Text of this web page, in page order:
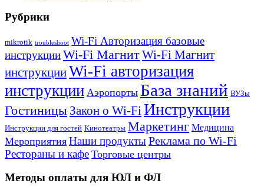
Рубрики
mikrotik troubleshoot Wi-Fi Авторизация базовые
инструкцииWi-Fi МагнитWi-Fi Магнит
инструкцииWi-Fi авторизация
инструкции Аэропорты База знаний ВУЗы
Гостиницы Закон о Wi-Fi Инструкции
Инструкции для гостей Кинотеатры Маркетинг Медицина
Мероприятия Наши продуктыРеклама по Wi-Fi
Рестораны и кафе Торговые центры
Методы оплаты для ЮЛ и ФЛ